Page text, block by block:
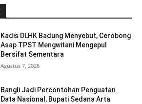
Kadis DLHK Badung Menyebut, Cerobong
Asap TPST Mengwitani Mengepul
Bersifat Sementara
Agustus 7, 2026
Bangli Jadi Percontohan Penguatan
Data Nasional, Bupati Sedana Arta